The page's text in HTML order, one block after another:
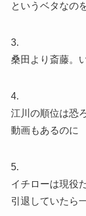
というベタなの
3.
桑田より斎藤。
4.
江川の順位は恐
動画もあるのに
5.
イチローは現役
引退していたら